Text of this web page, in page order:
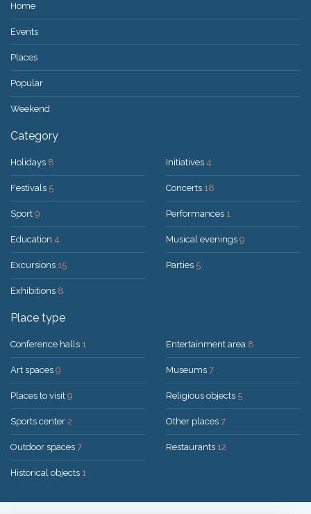
Home
Events
Places
Popular
Weekend
Category
Holidays 8
Festivals 5
Sport 9
Education 4
Excursions 15
Exhibitions 8
Initiatives 4
Concerts 18
Performances 1
Musical evenings 9
Parties 5
Place type
Conference halls 1
Art spaces 9
Places to visit 9
Sports center 2
Outdoor spaces 7
Historical objects 1
Entertainment area 8
Museums 7
Religious objects 5
Other places 7
Restaurants 12